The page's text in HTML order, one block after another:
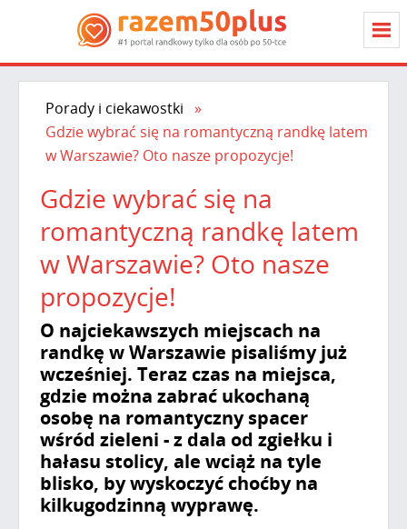
Porady i ciekawostki
Gdzie wybrać się na romantyczną randkę latem
w Warszawie? Oto nasze propozycje!
Gdzie wybrać się na
romantyczną randkę latem
w Warszawie? Oto nasze
propozycje!
O najciekawszych miejscach na
randkę w Warszawie pisaliśmy już
wcześniej. Teraz czas na miejsca,
gdzie można zabrać ukochaną
osobę na romantyczny spacer
wśród zieleni - z dala od zgiełku i
hałasu stolicy, ale wciąż na tyle
blisko, by wyskoczyć choćby na
kilkugodzinną wyprawę.